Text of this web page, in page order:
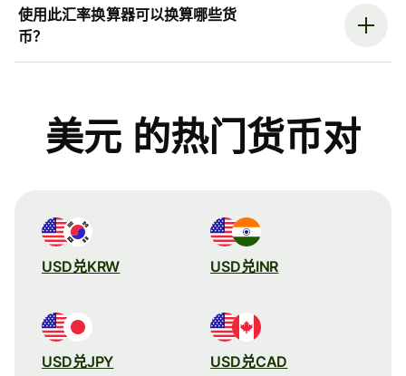
使用此汇率换算器可以换算哪些货
币？
美元 的热门货币对
USD兑KRW USD兑INR
USD兑JPY USD兑CAD